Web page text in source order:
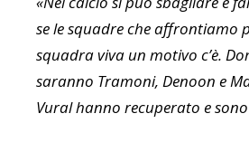
se le squadre che affrontiamo
squadra viva un motivo c’è.
saranno Tramoni, Denoon e
Vural hanno recuperato e